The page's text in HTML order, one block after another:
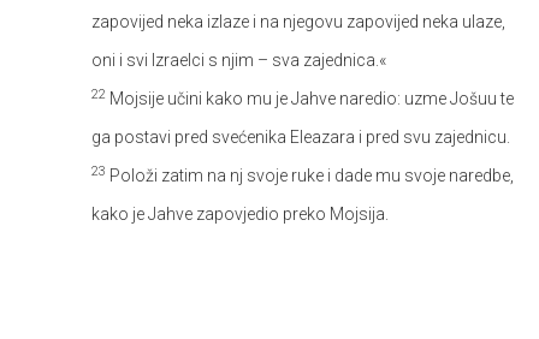
zapovijed neka izlaze i na njegovu zapovijed neka ulaze,
oni i svi Izraelci s njim – sva zajednica.«
22 Mojsije učini kako mu je Jahve naredio: uzme Jošuu te
ga postavi pred svećenika Eleazara i pred svu zajednicu.
23 Položi zatim na nj svoje ruke i dade mu svoje naredbe,
kako je Jahve zapovjedio preko Mojsija.